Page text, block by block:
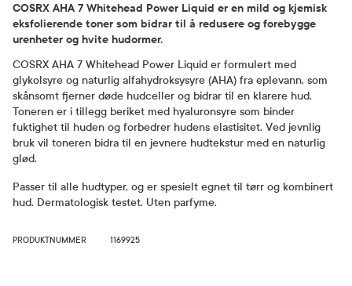
COSRX AHA 7 Whitehead Power Liquid er en mild og kjemisk
eksfolierende toner som bidrar til å redusere og forebygge
urenheter og hvite hudormer.
COSRX AHA 7 Whitehead Power Liquid er formulert med
glykolsyre og naturlig alfahydroksysyre (AHA) fra eplevann, som
skånsomt fjerner døde hudceller og bidrar til en klarere hud.
Toneren er i tillegg beriket med hyaluronsyre som binder
fuktighet til huden og forbedrer hudens elastisitet. Ved jevnlig
bruk vil toneren bidra til en jevnere hudtekstur med en naturlig
glød.
Passer til alle hudtyper, og er spesielt egnet til tørr og kombinert
hud. Dermatologisk testet. Uten parfyme.
PRODUKTNUMMER 1169925